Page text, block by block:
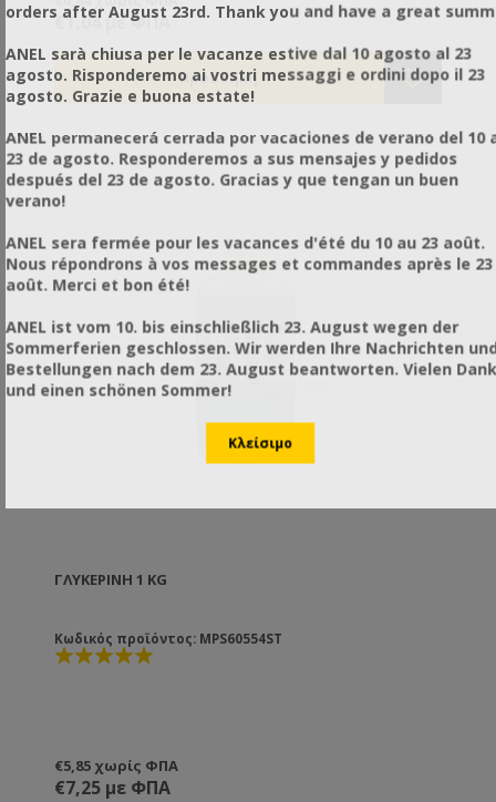
με το δικό τους κερί.
€1,04 με ΦΠΑ
ΓΛΥΚΕΡΊΝΗ 1 KG
Κωδικός προϊόντος: MPS60554ST
€5,85 χωρίς ΦΠΑ
€7,25 με ΦΠΑ
orders after August 23rd. Thank you and have a great
ANEL sarà chiusa per le vacanze estive dal 10 agosto al 23
agosto. Risponderemo ai vostri messaggi e ordini dopo il 23
agosto. Grazie e buona estate!
ANEL permanecerá cerrada por vacaciones de verano del 10
23 de agosto. Responderemos a sus mensajes y pedidos
después del 23 de agosto. Gracias y que tengan un buen
verano!
ANEL sera fermée pour les vacances d'été du 10 au 23 août.
Nous répondrons à vos messages et commandes après le 23
août. Merci et bon été!
ANEL ist vom 10. bis einschließlich 23. August wegen der
Sommerferien geschlossen. Wir werden Ihre Nachrichten
Bestellungen nach dem 23. August beantworten. Vielen Dank
und einen schönen Sommer!